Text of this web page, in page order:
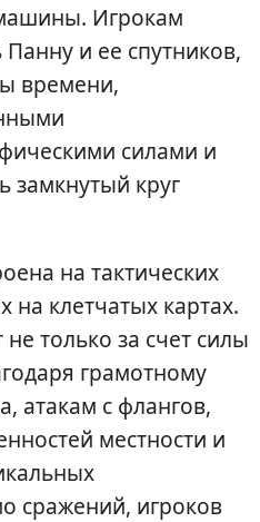
Игрокам
Панну и ее спутников,
времени,
силами и
замкнутый круг
на тактических
клетчатых картах.
только за счет силы
грамотному
атакам с флангов,
местности и
сражений, игроков